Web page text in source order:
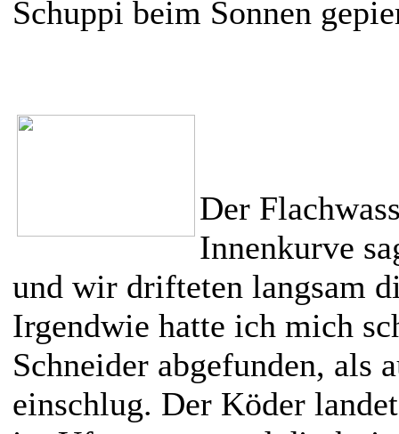
Schuppi beim Sonnen
Der
Innenkurve
und wir drifteten langsam
Irgendwie hatte ich mich
Schneider abgefunden, als
einschlug. Der Köder